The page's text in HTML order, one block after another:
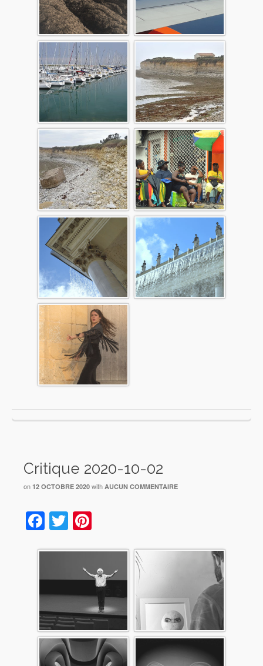
Critique 2020-10-02
on 12 OCTOBRE 2020 with AUCUN COMMENTAIRE
Facebook
Twitter